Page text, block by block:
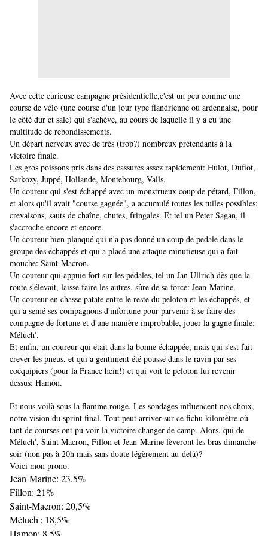
Avec cette curieuse campagne présidentielle,c'est un peu comme une
course de vélo (une course d'un jour type flandrienne ou ardennaise, pour
le côté dur et sale) qui s'achève, au cours de laquelle il y a eu une
multitude de rebondissements.
Un départ nerveux avec de très (trop?) nombreux prétendants à la
victoire finale.
Les gros poissons pris dans des cassures assez rapidement: Hulot, Duflot,
Sarkozy, Juppé, Hollande, Montebourg, Valls.
Un coureur qui s'est échappé avec un monstrueux coup de pétard, Fillon,
et alors qu'il avait "course gagnée", a accumulé toutes les tuiles possibles:
crevaisons, sauts de chaîne, chutes, fringales. Et tel un Peter Sagan, il
s'accroche encore et encore.
Un coureur bien planqué qui n'a pas donné un coup de pédale dans le
groupe des échappés et qui a placé une attaque minutieuse qui a fait
mouche: Saint-Macron.
Un coureur qui appuie fort sur les pédales, tel un Jan Ullrich dès que la
route s'élevait, laisse faire les autres, sûre de sa force: Jean-Marine.
Un coureur en chasse patate entre le reste du peloton et les échappés, et
qui a semé ses compagnons d'infortune pour parvenir à se faire des
compagne de fortune et d'une manière improbable, jouer la gagne finale:
Méluch'.
Et enfin, un coureur qui était dans la bonne échappée, mais qui s'est fait
crever les pneus, et qui a gentiment été poussé dans le ravin par ses
coéquipiers (pour la France hein!) et qui voit le peloton lui revenir
dessus: Hamon.
Et nous voilà sous la flamme rouge. Les sondages influencent nos choix,
notre vision du sprint final. Tout peut arriver sur ce fichu kilomètre où
tant de courses ont pu voir la victoire changer de camp. Alors, qui de
Méluch', Saint Macron, Fillon et Jean-Marine lèveront les bras dimanche
soir (non pas à 20h mais sans doute légèrement au-delà)?
Voici mon prono.
Jean-Marine: 23,5%
Fillon: 21%
Saint-Macron: 20,5%
Méluch': 18,5%
Hamon: 8,5%.